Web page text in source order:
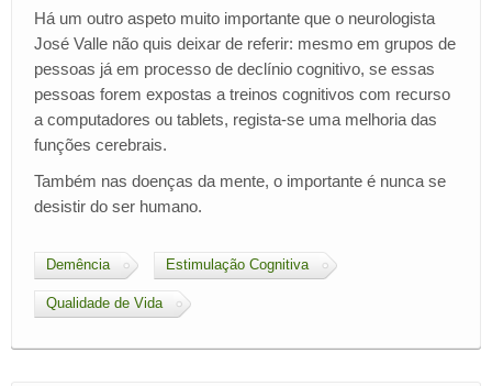
Há um outro aspeto muito importante que o neurologista
José Valle não quis deixar de referir: mesmo em grupos de
pessoas já em processo de declínio cognitivo, se essas
pessoas forem expostas a treinos cognitivos com recurso
a computadores ou tablets, regista-se uma melhoria das
funções cerebrais.
Também nas doenças da mente, o importante é nunca se
desistir do ser humano.
Demência Estimulação Cognitiva
Qualidade de Vida